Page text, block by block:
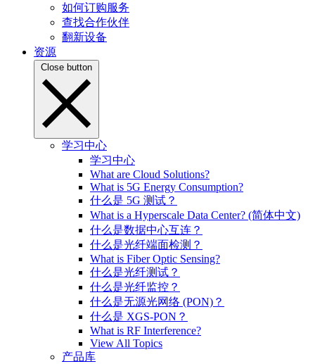
如何订购服务
查找合作伙伴
翻新设备
资源
Close button
学习中心
学习中心
What are Cloud Solutions?
What is 5G Energy Consumption?
什么是 5G 测试？
What is a Hyperscale Data Center? (简体中文)
什么是数据中心互连？
什么是光纤端面检测？
What is Fiber Optic Sensing?
什么是光纤测试？
什么是光纤监控？
什么是无源光网络 (PON)？
什么是 XGS-PON？
What is RF Interference?
View All Topics
产品库